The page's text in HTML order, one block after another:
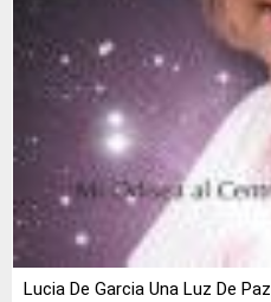
Lucia De Garcia Una Luz De Paz